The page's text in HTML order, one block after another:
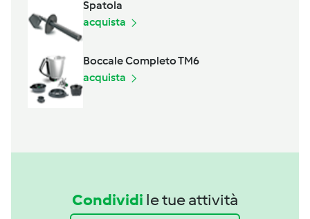
Spatola
acquista
Boccale Completo TM6
acquista
Condividi le tue attività